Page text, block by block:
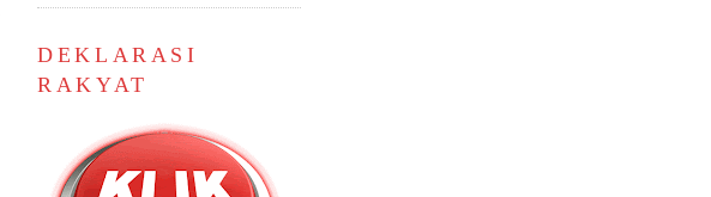
DEKLARASI
RAKYAT